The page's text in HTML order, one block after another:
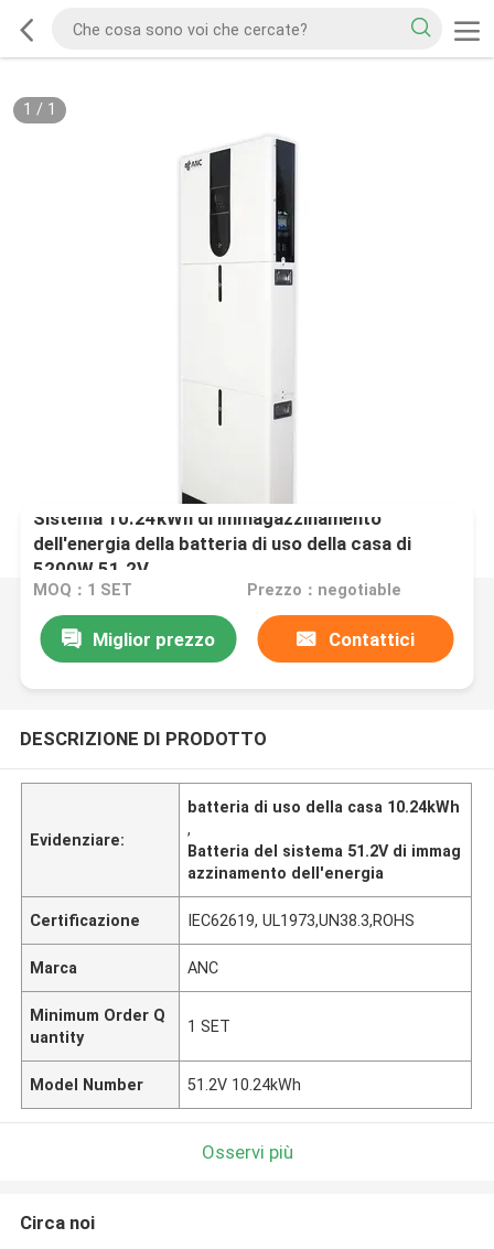
1 / 1
Sistema 10.24kWh di immagazzinamento
dell'energia della batteria di uso della casa di
5200W 51.2V
MOQ：1 SET Prezzo：negotiable
Miglior prezzo Contattici
DESCRIZIONE DI PRODOTTO
Evidenziare:
batteria di uso della casa 10.24kWh
,
Batteria del sistema 51.2V di immag
azzinamento dell'energia
Certificazione IEC62619, UL1973,UN38.3,ROHS
Marca ANC
Minimum Order Q
uantity
1 SET
Model Number 51.2V 10.24kWh
Osservi più
Circa noi